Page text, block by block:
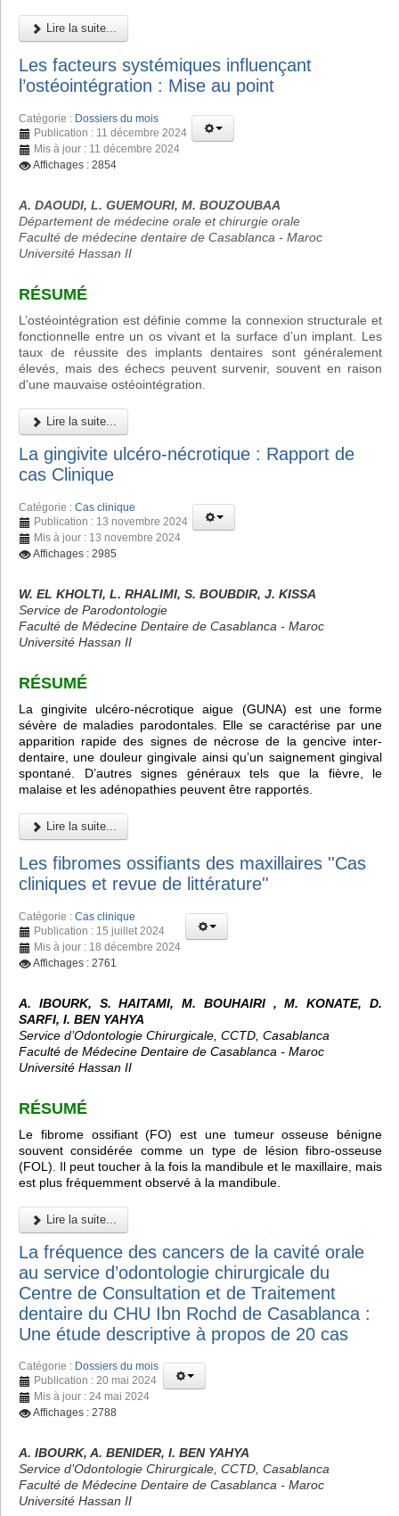
Lire la suite...
Les facteurs systémiques influençant
l’ostéointégration : Mise au point
Catégorie : Dossiers du mois
Publication : 11 décembre 2024
Mis à jour : 11 décembre 2024
Affichages : 2854
A. DAOUDI, L. GUEMOURI, M. BOUZOUBAA
Département de médecine orale et chirurgie orale
Faculté de médecine dentaire de Casablanca - Maroc
Université Hassan II
RÉSUMÉ
L’ostéointégration est définie comme la connexion structurale et
fonctionnelle entre un os vivant et la surface d’un implant. Les
taux de réussite des implants dentaires sont généralement
élevés, mais des échecs peuvent survenir, souvent en raison
d'une mauvaise ostéointégration.
Lire la suite...
La gingivite ulcéro-nécrotique : Rapport de
cas Clinique
Catégorie : Cas clinique
Publication : 13 novembre 2024
Mis à jour : 13 novembre 2024
Affichages : 2985
W. EL KHOLTI, L. RHALIMI, S. BOUBDIR, J. KISSA
Service de Parodontologie
Faculté de Médecine Dentaire de Casablanca - Maroc
Université Hassan II
RÉSUMÉ
La gingivite ulcéro-nécrotique aigue (GUNA) est une forme
sévère de maladies parodontales. Elle se caractérise par une
apparition rapide des signes de nécrose de la gencive inter-
dentaire, une douleur gingivale ainsi qu’un saignement gingival
spontané. D’autres signes généraux tels que la fièvre, le
malaise et les adénopathies peuvent être rapportés.
Lire la suite...
Les fibromes ossifiants des maxillaires ''Cas
cliniques et revue de littérature''
Catégorie : Cas clinique
Publication : 15 juillet 2024
Mis à jour : 18 décembre 2024
Affichages : 2761
A. IBOURK, S. HAITAMI, M. BOUHAIRI , M. KONATE, D.
SARFI, I. BEN YAHYA
Service d’Odontologie Chirurgicale, CCTD, Casablanca
Faculté de Médecine Dentaire de Casablanca - Maroc
Université Hassan II
RÉSUMÉ
Le fibrome ossifiant (FO) est une tumeur osseuse bénigne
souvent considérée comme un type de lésion fibro-osseuse
(FOL). Il peut toucher à la fois la mandibule et le maxillaire, mais
est plus fréquemment observé à la mandibule.
Lire la suite...
La fréquence des cancers de la cavité orale
au service d’odontologie chirurgicale du
Centre de Consultation et de Traitement
dentaire du CHU Ibn Rochd de Casablanca :
Une étude descriptive à propos de 20 cas
Catégorie : Dossiers du mois
Publication : 20 mai 2024
Mis à jour : 24 mai 2024
Affichages : 2788
A. IBOURK, A. BENIDER, I. BEN YAHYA
Service d’Odontologie Chirurgicale, CCTD, Casablanca
Faculté de Médecine Dentaire de Casablanca - Maroc
Université Hassan II